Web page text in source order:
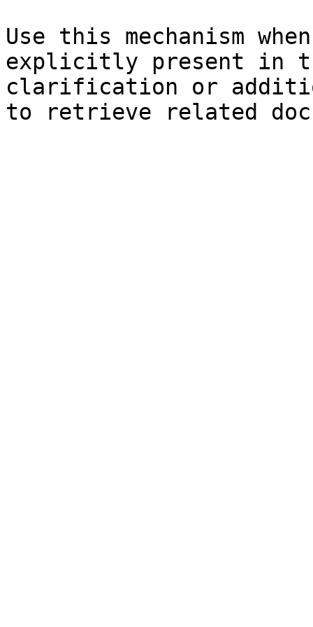
Use this mechanism
explicitly present in
clarification or